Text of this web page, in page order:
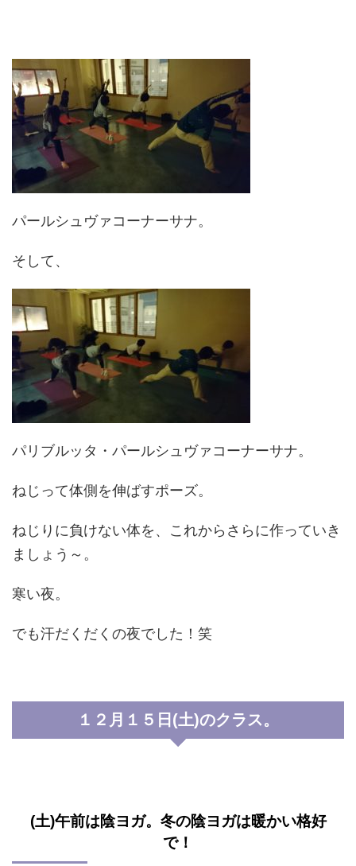
パールシュヴァコーナーサナ。
そして、
パリブルッタ・パールシュヴァコーナーサナ。
ねじって体側を伸ばすポーズ。
ねじりに負けない体を、これからさらに作っていき
ましょう～。
寒い夜。
でも汗だくだくの夜でした！笑
１２月１５日(土)のクラス。
(土)午前は陰ヨガ。冬の陰ヨガは暖かい格好
で！